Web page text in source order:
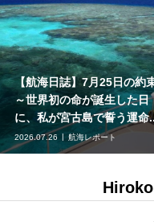
【航海日誌】7月25日の約
～世界初の命が誕生した日
に、私が宮古島で誓う運命
2026.07.26 航海レポート